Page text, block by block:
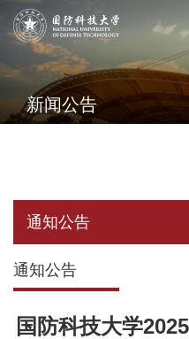
新闻公告
通知公告
通知公告
国防科技大学